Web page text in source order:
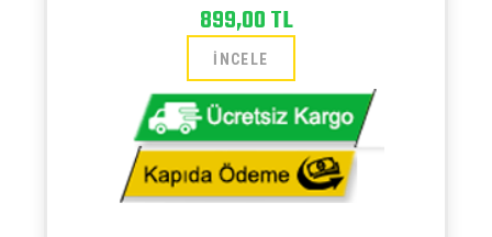
899,00 TL
İNCELE